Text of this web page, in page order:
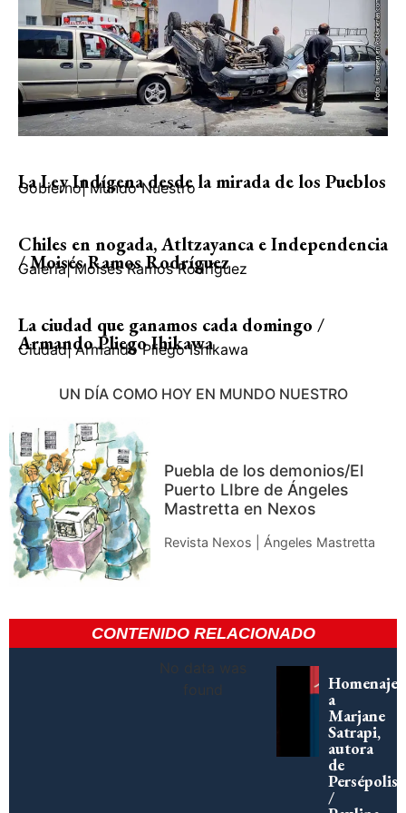
La Ley Indígena desde la mirada de los Pueblos
Gobierno| Mundo Nuestro
Chiles en nogada, Atltzayanca e Independencia
/ Moisés Ramos Rodríguez
Galería| Moisés Ramos Rodríguez
La ciudad que ganamos cada domingo /
Armando Pliego Ihikawa
Ciudad| Armando Pliego Ishikawa
UN DÍA COMO HOY EN MUNDO NUESTRO
Puebla de los demonios/El
Puerto LIbre de Ángeles
Mastretta en Nexos
Revista Nexos | Ángeles Mastretta
CONTENIDO RELACIONADO
No data was
found
Homenaje
a
Marjane
Satrapi,
autora
de
Persépolis
/